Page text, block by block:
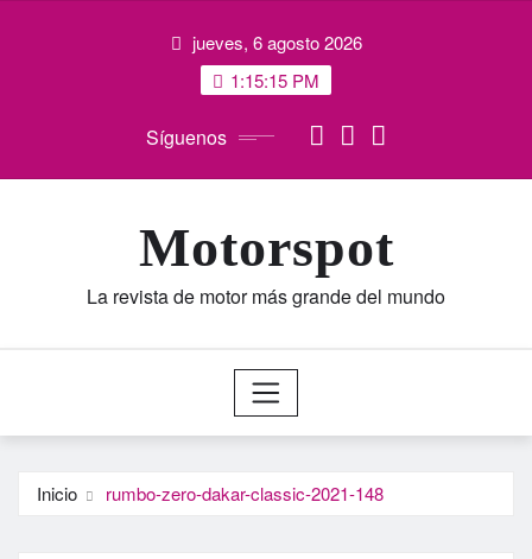
jueves, 6 agosto 2026
1:15:16 PM
Síguenos
Motorspot
La revista de motor más grande del mundo
Inicio rumbo-zero-dakar-classic-2021-148